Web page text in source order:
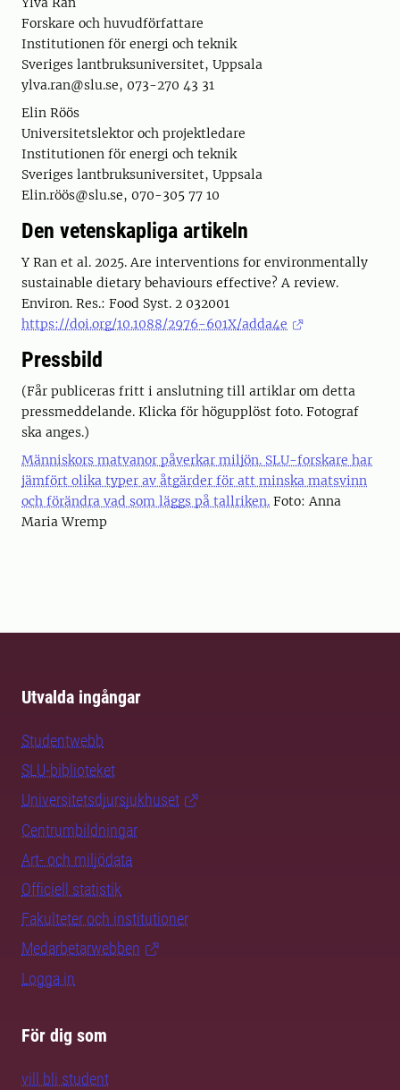
Forskare och huvudförfattare
Institutionen för energi och teknik
Sveriges lantbruksuniversitet, Uppsala
ylva.ran@slu.se, 073-270 43 31
Elin Röös
Universitetslektor och projektledare
Institutionen för energi och teknik
Sveriges lantbruksuniversitet, Uppsala
Elin.röös@slu.se, 070-305 77 10
Den vetenskapliga artikeln
Y Ran et al. 2025. Are interventions for environmentally
sustainable dietary behaviours effective? A review.
Environ. Res.: Food Syst. 2 032001
https://doi.org/10.1088/2976-601X/adda4e
Pressbild
(Får publiceras fritt i anslutning till artiklar om detta
pressmeddelande. Klicka för högupplöst foto. Fotograf
ska anges.)
Människors matvanor påverkar miljön. SLU-forskare har
jämfört olika typer av åtgärder för att minska matsvinn
och förändra vad som läggs på tallriken. Foto: Anna
Maria Wremp
Utvalda ingångar
Studentwebb
SLU-biblioteket
Universitetsdjursjukhuset
Centrumbildningar
Art- och miljödata
Officiell statistik
Fakulteter och institutioner
Medarbetarwebben
Logga in
För dig som
vill bli student